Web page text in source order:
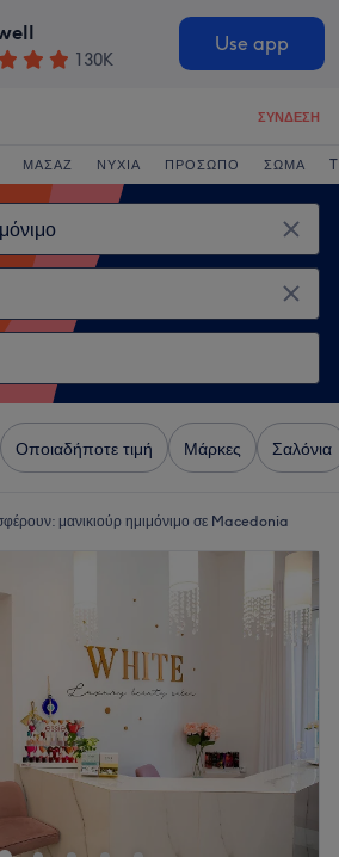
130K
Use app
ΣΎΝΔΕΣΗ
ΜΑΣΆΖ ΝΎΧΙΑ ΠΡΌΣΩΠΟ ΣΏΜΑ
Οποιαδήποτε τιμή Μάρκες Σαλόνια
μανικιούρ ημιμόνιμο σε Macedonia